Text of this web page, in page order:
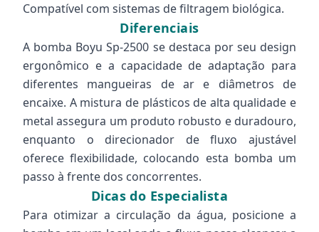
Compatível com sistemas de filtragem biológica.
Diferenciais
A bomba Boyu Sp-2500 se destaca por seu design
ergonômico e a capacidade de adaptação para
diferentes mangueiras de ar e diâmetros de
encaixe. A mistura de plásticos de alta qualidade e
metal assegura um produto robusto e duradouro,
enquanto o direcionador de fluxo ajustável
oferece flexibilidade, colocando esta bomba um
passo à frente dos concorrentes.
Dicas do Especialista
Para otimizar a circulação da água, posicione a